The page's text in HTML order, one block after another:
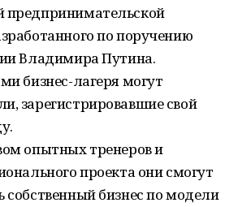
предпринимательской
по поручению
Владимира Путина.
бизнес-лагеря могут
зарегистрировавшие свой
опытных тренеров и
проекта они смогут
собственный бизнес по модели